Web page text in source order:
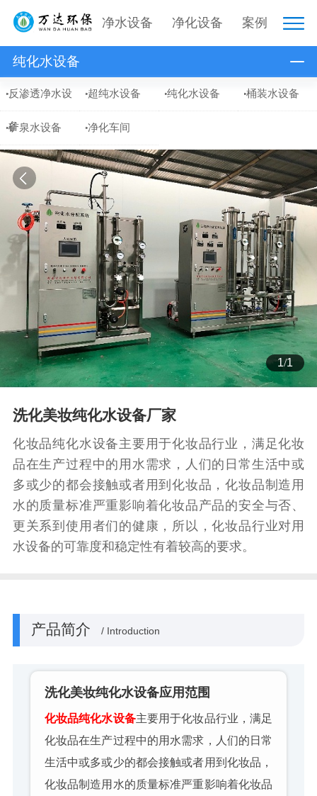
净水设备 净化设备 案例
纯化水设备
反渗透净水设
备
超纯水设备 纯化水设备 桶装水设备
矿泉水设备 净化车间
1/1
洗化美妆纯化水设备厂家
化妆品纯化水设备主要用于化妆品行业，满足化妆
品在生产过程中的用水需求，人们的日常生活中或
多或少的都会接触或者用到化妆品，化妆品制造用
水的质量标准严重影响着化妆品产品的安全与否、
更关系到使用者们的健康，所以，化妆品行业对用
水设备的可靠度和稳定性有着较高的要求。
产品简介 / Introduction
洗化美妆纯化水设备应用范围
化妆品纯化水设备主要用于化妆品行业，满足
化妆品在生产过程中的用水需求，人们的日常
生活中或多或少的都会接触或者用到化妆品，
化妆品制造用水的质量标准严重影响着化妆品